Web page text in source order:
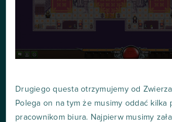
Drugiego questa otrzymujemy od
Polega on na tym że musimy oddać kilka
pracownikom biura. Najpierw musimy